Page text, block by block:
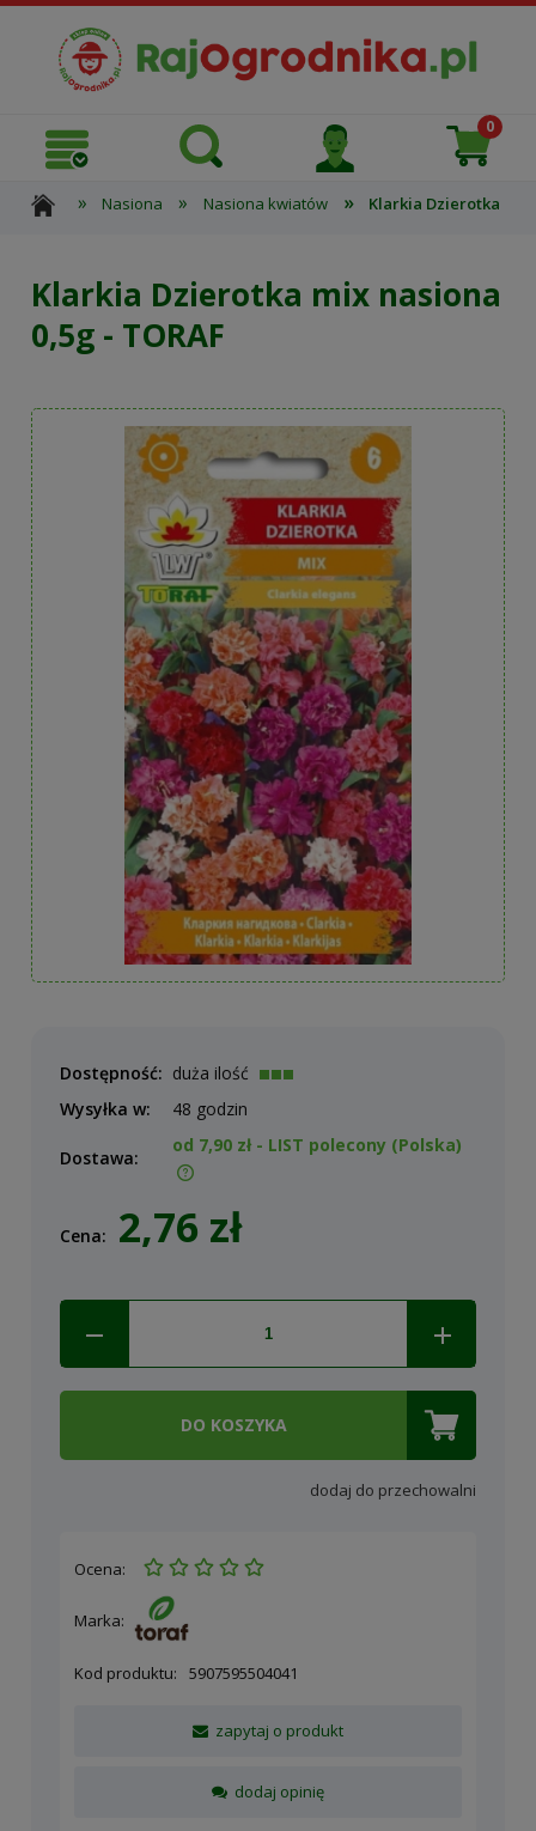
» Nasiona » Nasiona kwiatów » Klarkia Dzierotka mix
Klarkia Dzierotka mix nasiona
0,5g - TORAF
Dostępność: duża ilość
Wysyłka w:
48 godzin
Dostawa:
od 7,90 zł - LIST polecony (Polska)
Cena: 2,76 zł
DO KOSZYKA
dodaj do przechowalni
Ocena:
Marka:
Kod produktu: 5907595504041
zapytaj o produkt
dodaj opinię